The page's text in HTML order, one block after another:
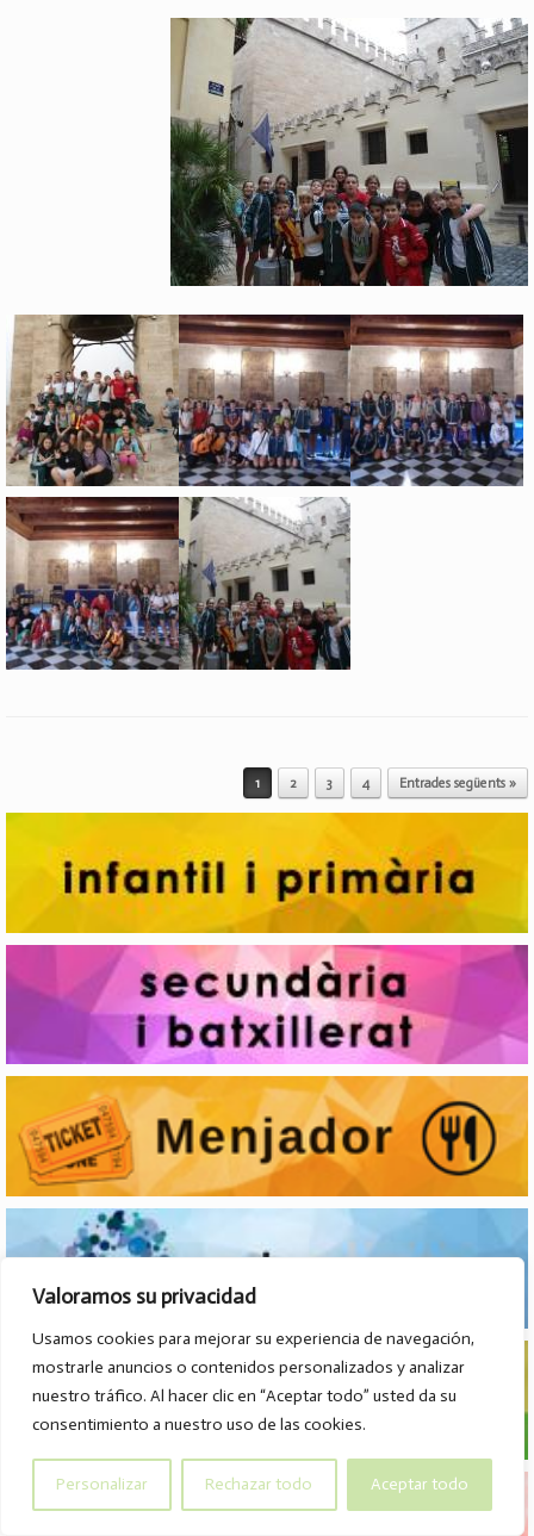
Valoramos su privacidad
Usamos cookies para mejorar su experiencia de navegación,
mostrarle anuncios o contenidos personalizados y analizar
nuestro tráfico. Al hacer clic en “Aceptar todo” usted da su
consentimiento a nuestro uso de las cookies.
Personalizar Rechazar todo Aceptar todo
1 2 3 4 Entrades següents »